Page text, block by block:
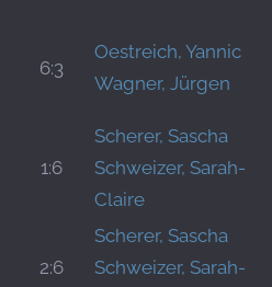
6:3
Oestreich, Yannic
Wagner, Jürgen
1:6
Scherer, Sascha
Schweizer, Sarah-
Claire
2:6
Scherer, Sascha
Schweizer, Sarah-